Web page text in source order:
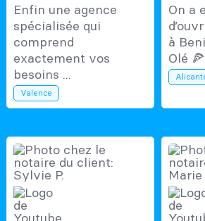
Enfin une agence
spécialisée qui
comprend
exactement vos
besoins ...
Valence
On a
à
Olé